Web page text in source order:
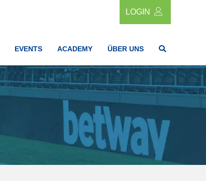
LOGIN
EVENTS ACADEMY ÜBER UNS